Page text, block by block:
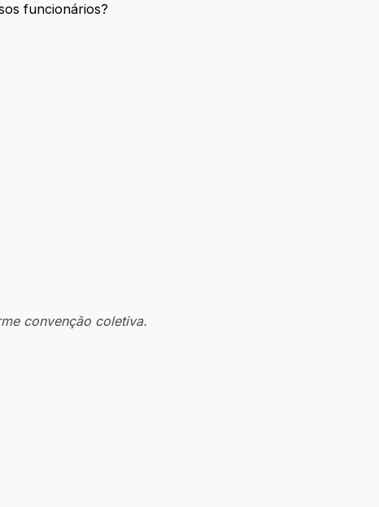
funcionários?
convenção coletiva.